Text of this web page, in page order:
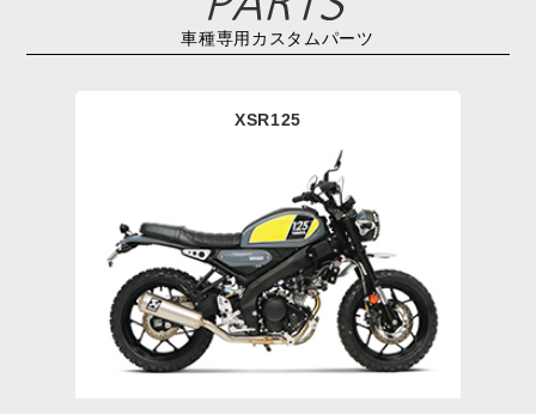
車種専用カスタムパーツ
XSR125